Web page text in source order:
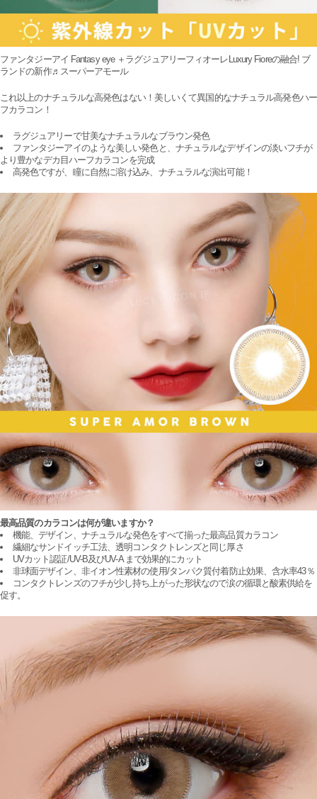
ファンタジーアイ Fantasy eye ＋ラグジュアリーフィオーレLuxury Fioreの融合! ブ
ランドの新作♬スーパーアモール
これ以上のナチュラルな高発色はない！美しいくて異国的なナチュラル高発色ハー
フカラコン！
ラグジュアリーで甘美なナチュラルなブラウン発色
ファンタジーアイのような美しい発色と、ナチュラルなデザインの淡いフチが
より豊かなデカ目ハーフカラコンを完成
高発色ですが、瞳に自然に溶け込み、ナチュラルな演出可能！
最高品質のカラコンは何が違いますか？
機能、デザイン、ナチュラルな発色をすべて揃った最高品質カラコン
繊細なサンドイッチ工法、透明コンタクトレンズと同じ厚さ
UVカット認証/UV-B及びUV-A まで効果的にカット
非球面デザイン、非イオン性素材の使用/タンパク質付着防止効果、含水率43％
コンタクトレンズのフチが少し持ち上がった形状なので涙の循環と酸素供給を
促す。